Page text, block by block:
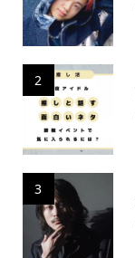
2
3